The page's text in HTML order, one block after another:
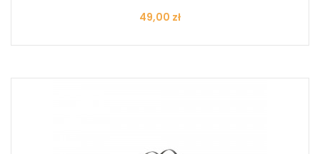
Cena
49,00 zł